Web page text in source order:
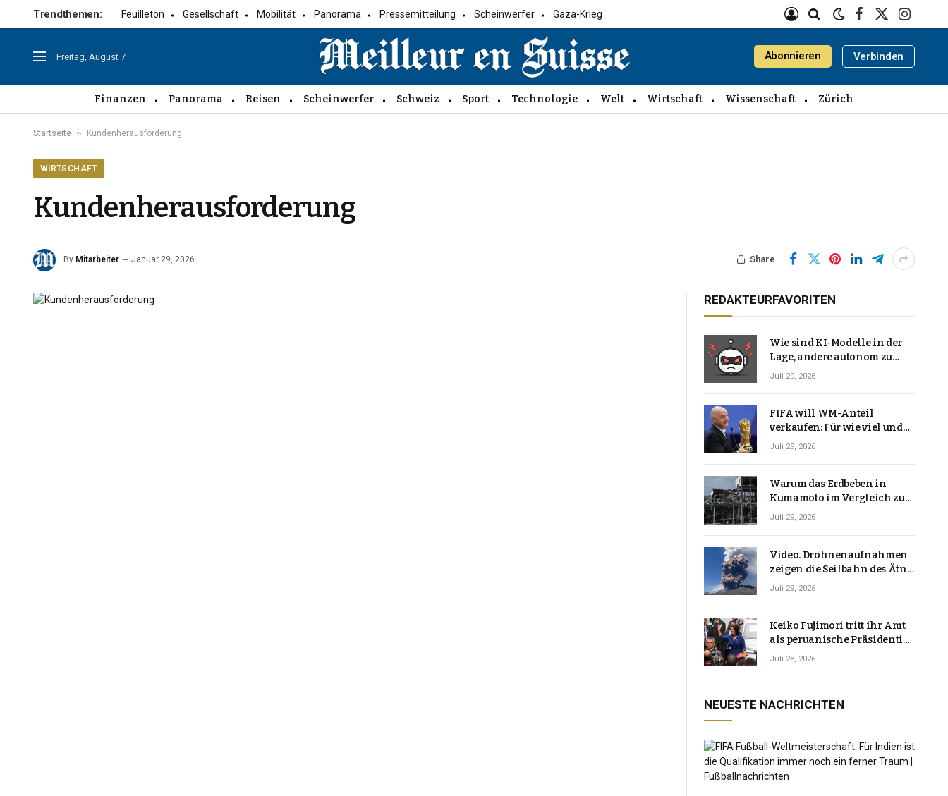
Trendthemen: Feuilleton Gesellschaft Mobilität Panorama Pressemitteilung Scheinwerfer Gaza-Krieg
Facebook
X
Freitag, August 7 Abonnieren Verbinden
Finanzen Panorama Reisen Scheinwerfer Schweiz Sport Technologie Welt Wirtschaft Wissenschaft Zürich
Startseite » Kundenherausforderung
WIRTSCHAFT
Kundenherausforderung
By Mitarbeiter Januar 29, 2026 Share
REDAKTEURFAVORITEN
Wie sind KI-Modelle in der
Lage, andere autonom zu
hacken? | Technologie-News
Juli 29, 2026
FIFA will WM-Anteil
verkaufen: Für wie viel und
warum macht Gianni
Juli 29, 2026
Warum das Erdbeben in
Kumamoto im Vergleich zu
den meisten Erdbeben, die
Juli 29, 2026
Video. Drohnenaufnahmen
zeigen die Seilbahn des Ätna
über einer Vulkanlandschaft
Juli 29, 2026
Keiko Fujimori tritt ihr Amt
als peruanische Präsidentin
an und verspricht, das
Juli 28, 2026
NEUESTE NACHRICHTEN